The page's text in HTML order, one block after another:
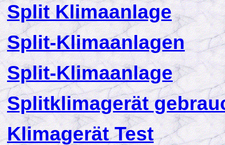
Split Klimaanlage
Split-Klimaanlagen
Split-Klimaanlage
Splitklimagerät
Klimagerät Test